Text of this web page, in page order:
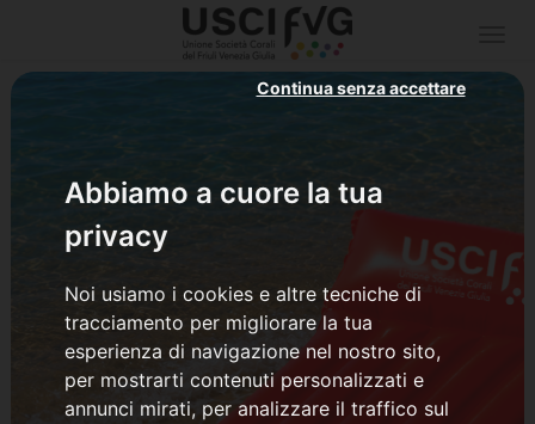
Abbiamo a cuore la tua
privacy
Noi usiamo i cookies e altre tecniche di
tracciamento per migliorare la tua
esperienza di navigazione nel nostro sito,
per mostrarti contenuti personalizzati e
annunci mirati, per analizzare il traffico sul
Continua senza accettare